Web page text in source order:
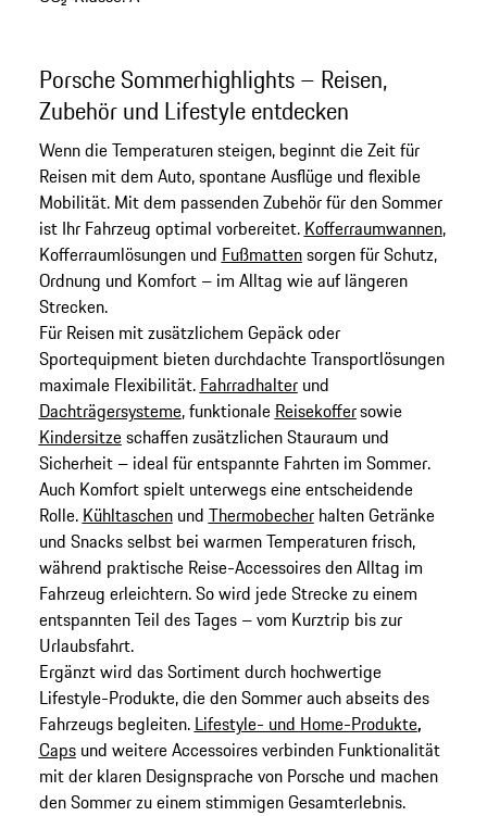
Porsche Sommerhighlights – Reisen,
Zubehör und Lifestyle entdecken
Wenn die Temperaturen steigen, beginnt die Zeit für
Reisen mit dem Auto, spontane Ausflüge und flexible
Mobilität. Mit dem passenden Zubehör für den Sommer
ist Ihr Fahrzeug optimal vorbereitet. Kofferraumwannen,
Kofferraumlösungen und Fußmattensorgen für Schutz,
Ordnung und Komfort – im Alltag wie auf längeren
Strecken.
Für Reisen mit zusätzlichem Gepäck oder
Sportequipment bieten durchdachte Transportlösungen
maximale Flexibilität. Fahrradhalterund
Dachträgersysteme, funktionale Reisekoffersowie
Kindersitzeschaffen zusätzlichen Stauraum und
Sicherheit – ideal für entspannte Fahrten im Sommer.
Auch Komfort spielt unterwegs eine entscheidende
Rolle. Kühltaschenund Thermobecherhalten Getränke
und Snacks selbst bei warmen Temperaturen frisch,
während praktische Reise-Accessoires den Alltag im
Fahrzeug erleichtern. So wird jede Strecke zu einem
entspannten Teil des Tages – vom Kurztrip bis zur
Urlaubsfahrt.
Ergänzt wird das Sortiment durch hochwertige
Lifestyle-Produkte, die den Sommer auch abseits des
Fahrzeugs begleiten. Lifestyle- und Home-Produkte,
Capsund weitere Accessoires verbinden Funktionalität
mit der klaren Designsprache von Porsche und machen
den Sommer zu einem stimmigen Gesamterlebnis.